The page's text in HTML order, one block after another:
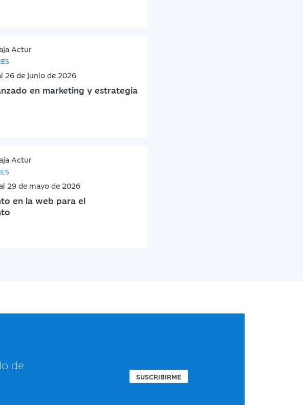
Actur
26 de junio de 2026
en marketing y estrategia
Actur
29 de mayo de 2026
en la web para el
de
SUSCRIBIRME